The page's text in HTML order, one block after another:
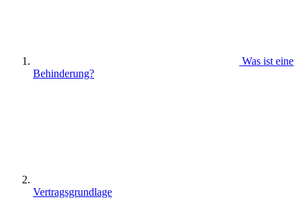
Was ist eine
Behinderung?
Vertragsgrundlage